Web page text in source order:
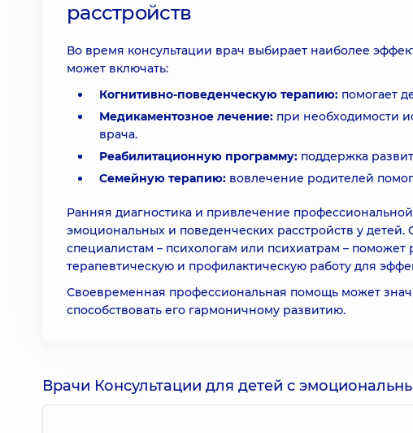
расстройств
Во время консультации врач выбирает наиболее
может включать:
Когнитивно-поведенческую терапию: помогает
Медикаментозное лечение: при необходимости
врача.
Реабилитационную программу: поддержка
Семейную терапию: вовлечение родителей
Ранняя диагностика и привлечение
эмоциональных и поведенческих расстройств у
специалистам – психологам или психиатрам –
терапевтическую и профилактическую работу для
Своевременная профессиональная помощь может
способствовать его гармоничному развитию.
Врачи Консультации для детей с